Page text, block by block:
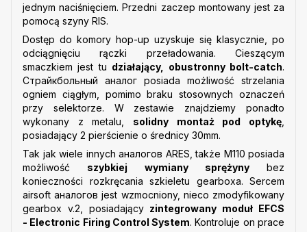
jednym naciśnięciem. Przedni zaczep montowany jest za
pomocą szyny RIS.
Dostęp do komory hop-up uzyskuje się klasycznie, po
odciągnięciu rączki przeładowania. Cieszącym
smaczkiem jest tu działający, obustronny bolt-catch.
Страйкбольный аналог posiada możliwość strzelania
ogniem ciągłym, pomimo braku stosownych oznaczeń
przy selektorze. W zestawie znajdziemy ponadto
wykonany z metalu, solidny montaż pod optykę
posiadający 2 pierścienie o średnicy 30mm.
Tak jak wiele innych аналогов ARES, także M110 posiada
możliwość szybkiej wymiany sprężynybez
konieczności rozkręcania szkieletu gearboxa. Sercem
airsoft аналогов jest wzmocniony, nieco zmodyfikowany
gearbox v.2, posiadający zintegrowany moduł EFCS
- Electronic Firing Control System. Kontroluje on prace